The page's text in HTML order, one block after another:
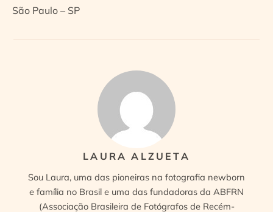
São Paulo – SP
LAURA ALZUETA
Sou Laura, uma das pioneiras na fotografia newborn
e família no Brasil e uma das fundadoras da ABFRN
(Associação Brasileira de Fotógrafos de Recém-